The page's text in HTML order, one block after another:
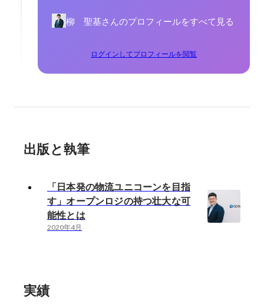
柳 聖基さんのプロフィールをすべて見る
ログインしてプロフィールを閲覧
出版と執筆
「日本発の物流ユニコーンを目指
す」オープンロジの持つ壮大な可
能性とは
2020年4月
実績